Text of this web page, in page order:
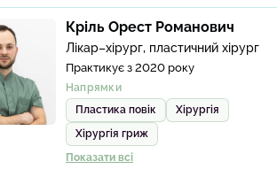
Кріль Орест Романович
Лікар–хірург, пластичний хірург
Практикує з 2020 року
Напрямки
Пластика повік
Хірургія
Хірургія гриж
Показати всі